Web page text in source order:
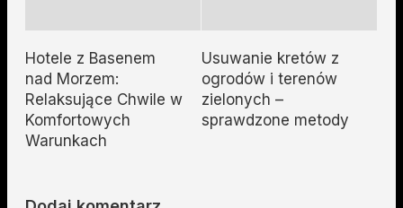
Hotele z Basenem
nad Morzem:
Relaksujące Chwile w
Komfortowych
Warunkach
Usuwanie kretów z
ogrodów i terenów
zielonych –
sprawdzone metody